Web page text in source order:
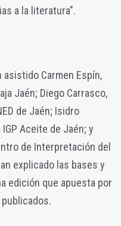
a la literatura".
asistido Carmen Espín,
Jaén; Diego Carrasco,
de Jaén; Isidro
Aceite de Jaén; y
de Interpretación del
explicado las bases y
edición que apuesta por